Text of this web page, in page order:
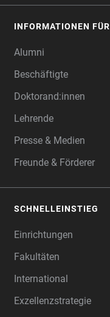
INFORMATIONEN FÜR
Alumni
Beschäftigte
Doktorand:innen
Lehrende
Presse & Medien
Freunde & Förderer
SCHNELLEINSTIEG
Einrichtungen
Fakultäten
International
Exzellenzstrategie